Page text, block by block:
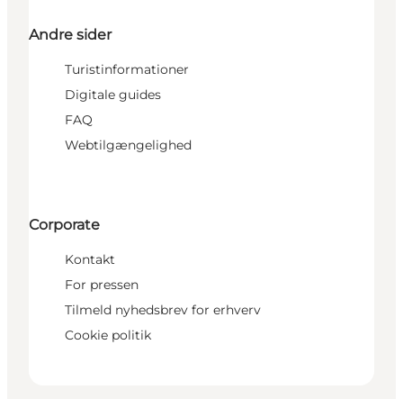
Andre sider
Turistinformationer
Digitale guides
FAQ
Webtilgængelighed
Corporate
Kontakt
For pressen
Tilmeld nyhedsbrev for erhverv
Cookie politik